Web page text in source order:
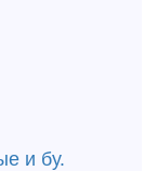
и бу.